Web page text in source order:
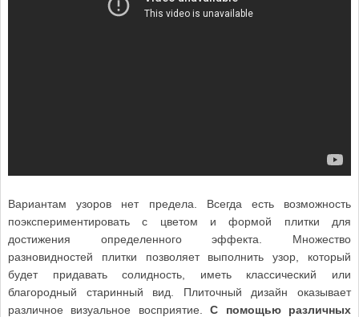
Вариантам узоров нет предела. Всегда есть возможность
поэкспериментировать с цветом и формой плитки для
достижения определенного эффекта. Множество
разновидностей плитки позволяет выполнить узор, который
будет придавать солидность, иметь классический или
благородный старинный вид. Плиточный дизайн оказывает
различное визуальное восприятие.С помощью различных